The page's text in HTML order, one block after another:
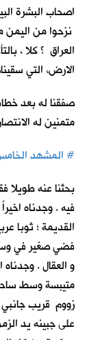
اصحاب البشرة
نزحوا من اليمن
العراق ؟ كلا ،
الارض، التي
صفقنا له بعد
متمنين له
#المشهد
بحثنا عنه طويلا
فيه . وجدناه
القديمة ؛ ثوبا
فضي صغير في
و العقال .
متيبسة وسط
زووم قريب
على جبينه يد